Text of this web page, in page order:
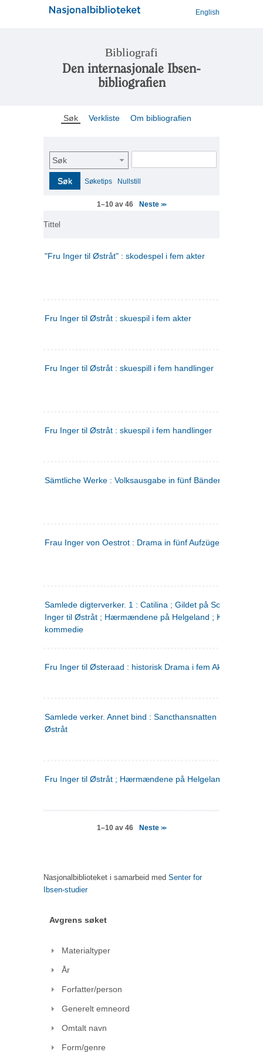
English
Bibliografi
Den internasjonale Ibsen-
bibliografien
Søk Verkliste Om bibliografien
Søk
Søk Søketips Nullstill
1–10 av 46 Neste>>
Tittel
"Fru Inger til Østråt" : skodespel i fem akter
Fru Inger til Østråt : skuespil i fem akter
Fru Inger til Østråt : skuespill i fem handlinger
Fru Inger til Østråt : skuespil i fem handlinger
Sämtliche Werke : Volksausgabe in fünf Bänden
Frau Inger von Oestrot : Drama in fünf Aufzügen
Samlede digterverker. 1 : Catilina ; Gildet på Solhaug ; Fru
Inger til Østråt ; Hærmændene på Helgeland ;
kommedie
Fru Inger til Østeraad : historisk Drama i fem Akter
Samlede verker. Annet bind : Sancthansnatten ; Fru Inger
Østråt
Fru Inger til Østråt ; Hærmændene på Helgeland
1–10 av 46 Neste>>
Nasjonalbiblioteket i samarbeid med Senter for
Ibsen-studier
Avgrens søket
Materialtyper
År
Forfatter/person
Generelt emneord
Omtalt navn
Form/genre